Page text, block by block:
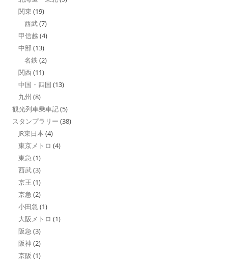
関東 (19)
西武(7)
甲信越 (4)
中部 (13)
名鉄 (2)
関西(11)
中国・四国 (13)
九州 (8)
観光列車乗車記(5)
スタンプラリー (38)
JR東日本 (4)
東京メトロ (4)
東急 (1)
西武(3)
京王 (1)
京急 (2)
小田急 (1)
大阪メトロ (1)
阪急 (3)
阪神 (2)
京阪 (1)